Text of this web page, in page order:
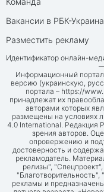
Вакансии в РБК-Украина
Разместить рекламу
Идентификатор онлайн-
Информационный
версию (украинскую,
портала – https://
принадлежат их
авторами которых
размещены на условиях
4.0 International. Редакция
зрения авторов.
опровержению и
достоверность и
рекламодатель.
релизы",
рекламы и